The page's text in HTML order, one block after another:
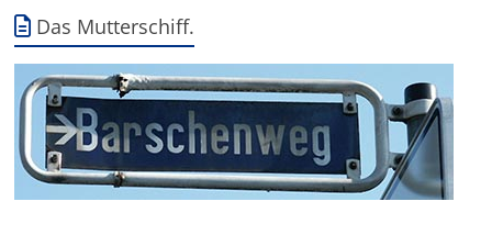
Das Mutterschiff.